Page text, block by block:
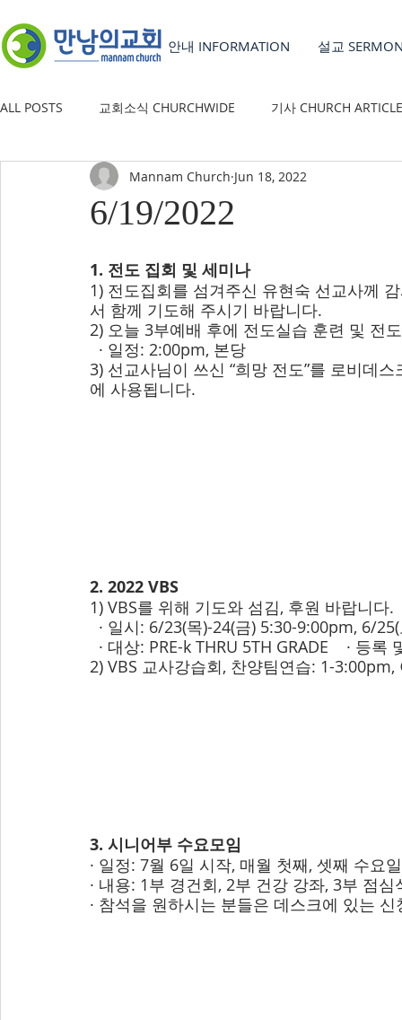
안내 INFORMATION 설교
ALL POSTS 교회소식 CHURCHWIDE 기사 CHURCH
YOUTH GROUP 유초등부 CHILDREN'S MINISTRY
6/19/2022
Mannam Church Jun 18, 2022
1. 전도 집회 및 세미나
1) 전도집회를 섬겨주신 유현숙 선교사께
서 함께 기도해 주시기 바랍니다.
2) 오늘 3부예배 후에 전도실습 훈련 및 전
  · 일정: 2:00pm, 본당
3) 선교사님이 쓰신 “희망 전도”를 로비데
에 사용됩니다.
2. 2022 VBS
1) VBS를 위해 기도와 섬김, 후원 바랍니다.
· 일시: 6/23(목)-24(금) 5:30-9:00pm,
· 대상: PRE-k THRU 5TH GRADE    · 등록
2) VBS 교사강습회, 찬양팀연습: 1-
3. 시니어부 수요모임
· 일정: 7월 6일 시작, 매월 첫째, 셋째 수요
· 내용: 1부 경건회, 2부 건강 강좌, 3부 점
· 참석을 원하시는 분들은 데스크에 있는